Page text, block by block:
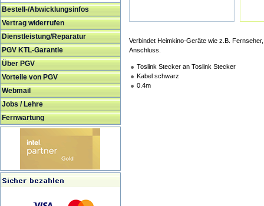
Bestell-/Abwicklungsinfos
Vertrag widerrufen
Dienstleistung/Reparatur
PGV KTL-Garantie
Über PGV
Vorteile von PGV
Webmail
Jobs / Lehre
Fernwartung
Verbindet Heimkino-Geräte wie z.B.
Anschluss.
Toslink Stecker an Toslink Stecker
Kabel schwarz
0.4m